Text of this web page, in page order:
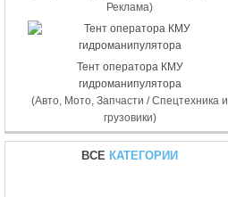
Реклама)
Тент оператора КМУ
гидроманипулятора
(Авто, Мото, Запчасти / Спецтехника и
грузовики)
ВСЕ КАТЕГОРИИ